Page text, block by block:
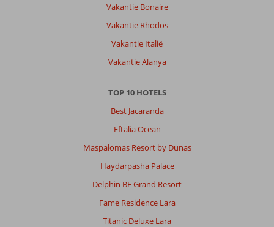
Vakantie Bonaire
Vakantie Rhodos
Vakantie Italië
Vakantie Alanya
TOP 10 HOTELS
Best Jacaranda
Eftalia Ocean
Maspalomas Resort by Dunas
Haydarpasha Palace
Delphin BE Grand Resort
Fame Residence Lara
Titanic Deluxe Lara